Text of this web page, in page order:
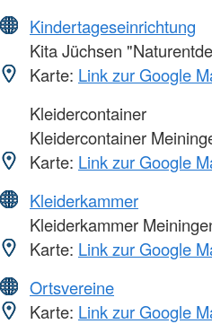
Kindertageseinrichtung
Kita Jüchsen
Karte: Link zur Google
Kleidercontainer
Kleidercontainer
Karte: Link zur Google
Kleiderkammer
Kleiderkammer
Karte: Link zur Google
Ortsvereine
Karte: Link zur Google